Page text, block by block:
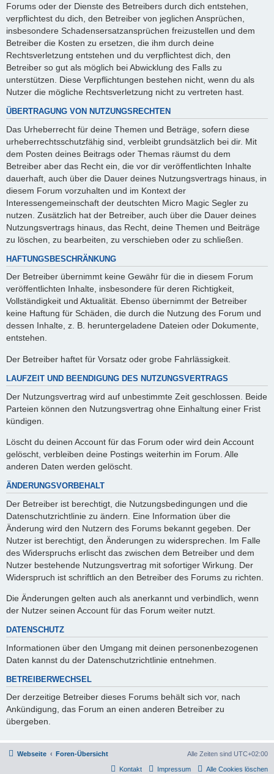
Forums oder der Dienste des Betreibers durch dich entstehen,
verpflichtest du dich, den Betreiber von jeglichen Ansprüchen,
insbesondere Schadensersatzansprüchen freizustellen und dem
Betreiber die Kosten zu ersetzen, die ihm durch deine
Rechtsverletzung entstehen und du verpflichtest dich, den
Betreiber so gut als möglich bei Abwicklung des Falls zu
unterstützen. Diese Verpflichtungen bestehen nicht, wenn du als
Nutzer die mögliche Rechtsverletzung nicht zu vertreten hast.
ÜBERTRAGUNG VON NUTZUNGSRECHTEN
Das Urheberrecht für deine Themen und Beträge, sofern diese
urheberrechtsschutzfähig sind, verbleibt grundsätzlich bei dir. Mit
dem Posten deines Beitrags oder Themas räumst du dem
Betreiber aber das Recht ein, die vor dir veröffentlichten Inhalte
dauerhaft, auch über die Dauer deines Nutzungsvertrags hinaus, in
diesem Forum vorzuhalten und im Kontext der
Interessengemeinschaft der deutschten Micro Magic Segler zu
nutzen. Zusätzlich hat der Betreiber, auch über die Dauer deines
Nutzungsvertrags hinaus, das Recht, deine Themen und Beiträge
zu löschen, zu bearbeiten, zu verschieben oder zu schließen.
HAFTUNGSBESCHRÄNKUNG
Der Betreiber übernimmt keine Gewähr für die in diesem Forum
veröffentlichten Inhalte, insbesondere für deren Richtigkeit,
Vollständigkeit und Aktualität. Ebenso übernimmt der Betreiber
keine Haftung für Schäden, die durch die Nutzung des Forum und
dessen Inhalte, z. B. heruntergeladene Dateien oder Dokumente,
entstehen.
Der Betreiber haftet für Vorsatz oder grobe Fahrlässigkeit.
LAUFZEIT UND BEENDIGUNG DES NUTZUNGSVERTRAGS
Der Nutzungsvertrag wird auf unbestimmte Zeit geschlossen. Beide
Parteien können den Nutzungsvertrag ohne Einhaltung einer Frist
kündigen.
Löscht du deinen Account für das Forum oder wird dein Account
gelöscht, verbleiben deine Postings weiterhin im Forum. Alle
anderen Daten werden gelöscht.
ÄNDERUNGSVORBEHALT
Der Betreiber ist berechtigt, die Nutzungsbedingungen und die
Datenschutzrichtlinie zu ändern. Eine Information über die
Änderung wird den Nutzern des Forums bekannt gegeben. Der
Nutzer ist berechtigt, den Änderungen zu widersprechen. Im Falle
des Widerspruchs erlischt das zwischen dem Betreiber und dem
Nutzer bestehende Nutzungsvertrag mit sofortiger Wirkung. Der
Widerspruch ist schriftlich an den Betreiber des Forums zu richten.
Die Änderungen gelten auch als anerkannt und verbindlich, wenn
der Nutzer seinen Account für das Forum weiter nutzt.
DATENSCHUTZ
Informationen über den Umgang mit deinen personenbezogenen
Daten kannst du der Datenschutzrichtlinie entnehmen.
BETREIBERWECHSEL
Der derzeitige Betreiber dieses Forums behält sich vor, nach
Ankündigung, das Forum an einen anderen Betreiber zu
übergeben.
Webseite Foren-Übersicht Alle Zeiten sind UTC+02:00
Alle Cookies löschen
Impressum
Kontakt